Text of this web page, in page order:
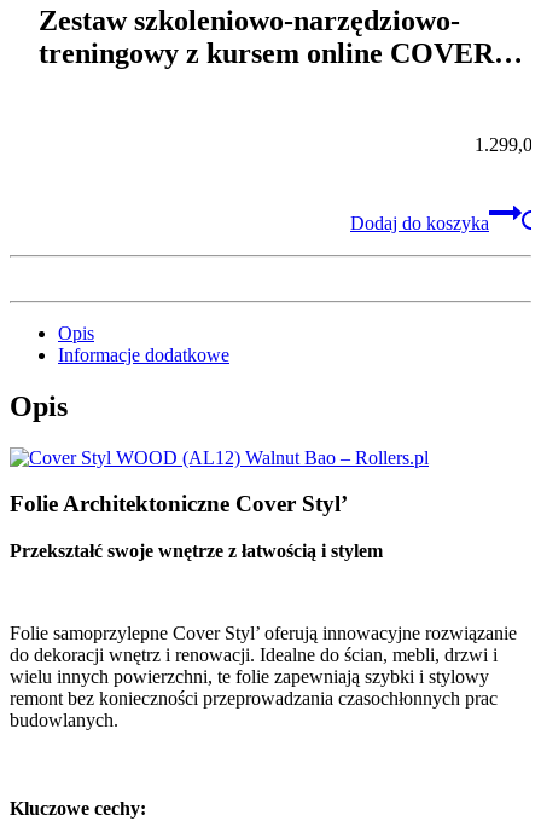
Zestaw szkoleniowo-narzędziowo-
treningowy z kursem online COVER
Dodaj do koszyka
Opis
Informacje dodatkowe
Opis
Folie Architektoniczne Cover Styl’
Przekształć swoje wnętrze z łatwością i stylem
Folie samoprzylepne Cover Styl’ oferują innowacyjne rozwiązanie
do dekoracji wnętrz i renowacji. Idealne do ścian, mebli, drzwi i
wielu innych powierzchni, te folie zapewniają szybki i stylowy
remont bez konieczności przeprowadzania czasochłonnych prac
budowlanych.
Kluczowe cechy: